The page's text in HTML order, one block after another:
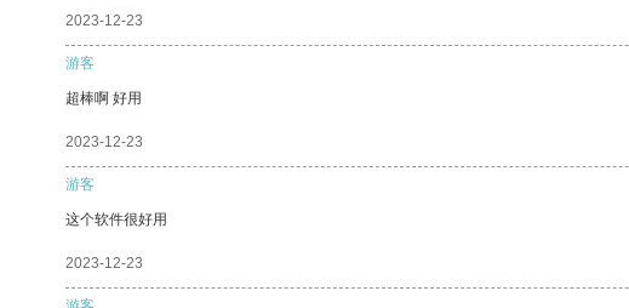
2023-12-23
游客
超棒啊 好用
2023-12-23
游客
这个软件很好用
2023-12-23